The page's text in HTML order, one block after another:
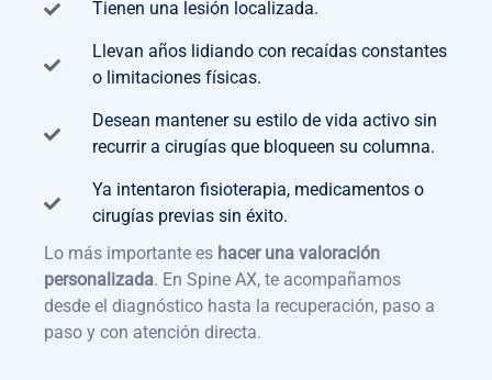
Tienen una lesión localizada.
Llevan años lidiando con recaídas constantes
o limitaciones físicas.
Desean mantener su estilo de vida activo sin
recurrir a cirugías que bloqueen su columna.
Ya intentaron fisioterapia, medicamentos o
cirugías previas sin éxito.
Lo más importante es hacer una valoración
personalizada. En Spine AX, te acompañamos
desde el diagnóstico hasta la recuperación, paso a
paso y con atención directa.